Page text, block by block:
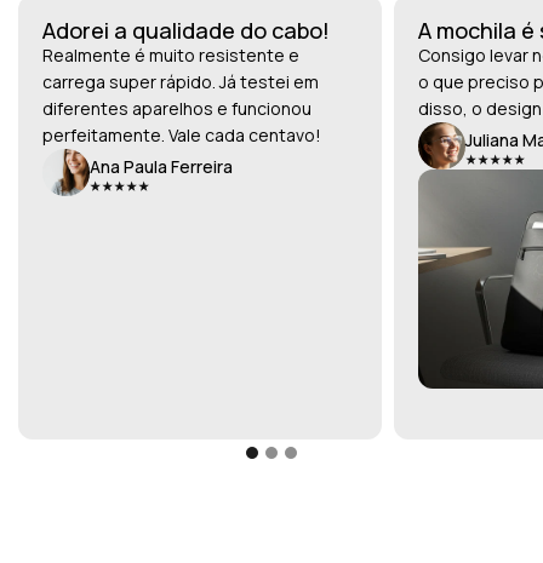
Adorei a qualidade do cabo!
Realmente é muito resistente e
carrega super rápido. Já testei em
diferentes aparelhos e funcionou
perfeitamente. Vale cada centavo!
Ana Paula Ferreira
A mochila
Consigo levar
o que preciso
disso, o
Juliana